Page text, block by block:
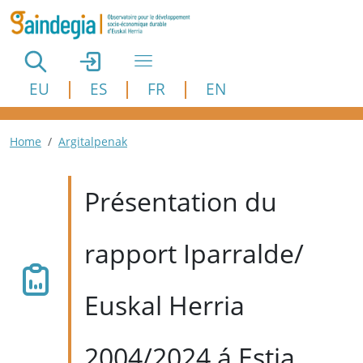
Aller au contenu principal
EU ES FR EN
Fil d'Ariane
Home Argitalpenak
Présentation du
rapport Iparralde/
Euskal Herria